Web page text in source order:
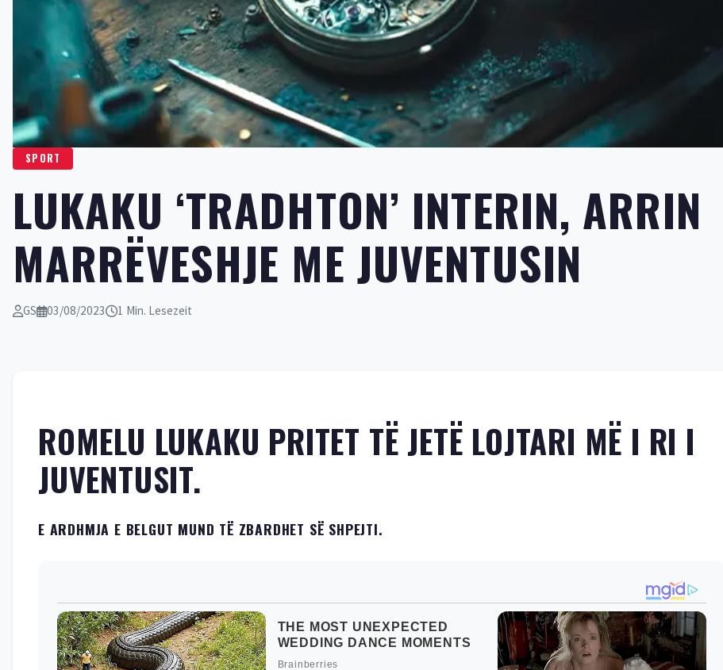
SPORT
LUKAKU ‘TRADHTON’ INTERIN, ARRIN
MARRËVESHJE ME JUVENTUSIN
GS 03/08/2023 1 Min. Lesezeit
ROMELU LUKAKU PRITET TË JETË LOJTARI MË I RI I
JUVENTUSIT.
E ARDHMJA E BELGUT MUND TË ZBARDHET SË SHPEJTI.